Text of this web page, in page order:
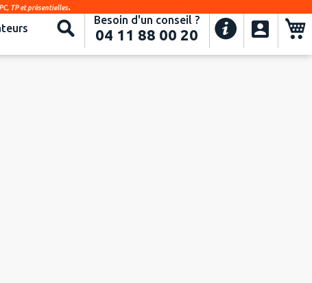
Recherche
Besoin d'un conseil ?
04 11 88 00 20
TP et présentielles.